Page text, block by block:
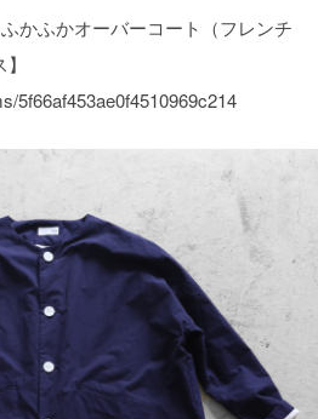
かふかオーバーコート（フレンチ
5f66af453ae0f4510969c214